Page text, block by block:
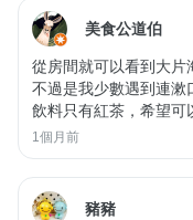
美食公道伯
從房間就可以看到大片
不過是我少數遇到連漱
飲料只有紅茶，希望可
1個月前
豬豬